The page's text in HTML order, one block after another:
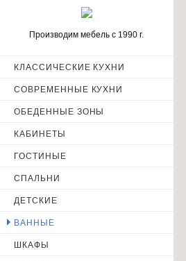
Производим мебель с 1990 г.
КЛАССИЧЕСКИЕ КУХНИ
СОВРЕМЕННЫЕ КУХНИ
ОБЕДЕННЫЕ ЗОНЫ
КАБИНЕТЫ
ГОСТИНЫЕ
СПАЛЬНИ
ДЕТСКИЕ
ВАННЫЕ
ШКАФЫ